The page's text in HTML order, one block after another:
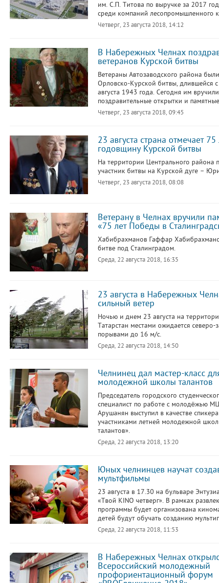
им. С.П. Титова по выручке за 2017
среди компаний лесопромышленного
Четверг, 23 августа 2018, 14:12
В Набережных Челнах
ветеранов Курской битвы
Ветераны Автозаводского района
Орловско-Курской битвы, длившейся
августа 1943 года. Сегодня им вручили
поздравительные открытки и
Четверг, 23 августа 2018, 09:45
23 августа страна отмечает
годовщину Курской битвы
На территории Центрального района
участник битвы на Курской дуге –
Четверг, 23 августа 2018, 08:08
Ветерану в Челнах вручили
«75 лет Победы в
Хабибрахманов Гаффар
битве под Сталинградом.
Среда, 22 августа 2018, 16:35
23 августа в Набережных
сильный ветер
Ночью и днем 23 августа на
Татарстан местами ожидается северо-
порывами до 16 м/с.
Среда, 22 августа 2018, 14:50
Челнинец дал мастер-класс
молодежной школы талантов
Председатель городского
специалист по работе с молодёжью
Арушанян выступил в качестве
участниками летней молодежной
талантов».
Среда, 22 августа 2018, 13:20
Юных челнинцев научат
мультфильмы
23 августа в 17.30 на бульваре
«Твой KINO четверг». В рамках
программы будет организована
детей будут обучать созданию
Среда, 22 августа 2018, 11:53
В Набережных Челнах
Всероссийский молодежный
профориентационный форум